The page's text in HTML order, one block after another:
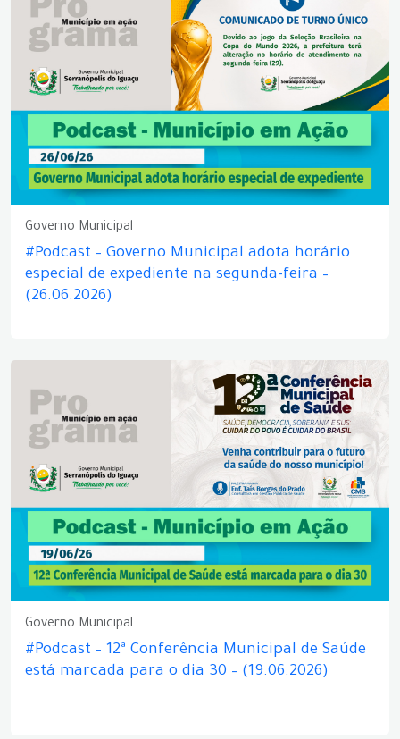
Governo Municipal
#Podcast – Governo Municipal adota horário
especial de expediente na segunda-feira –
(26.06.2026)
Governo Municipal
#Podcast – 12ª Conferência Municipal de Saúde
está marcada para o dia 30 – (19.06.2026)